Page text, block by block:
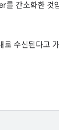
를 간소화한 것
수신된다고